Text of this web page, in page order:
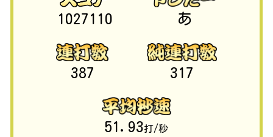
1027110 あ
387 317
51.93打/秒